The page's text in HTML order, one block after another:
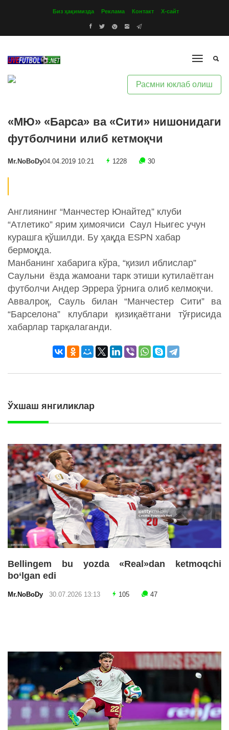
Биз ҳақимизда Реклама Контакт Х-сайт
Расмни юклаб олиш
«МЮ» «Барса» ва «Сити» нишонидаги
футболчини илиб кетмоқчи
Mr.NoBoDy04.04.2019 10:21 1228 30
Англиянинг “Манчестер Юнайтед” клуби
“Атлетико” ярим ҳимоячиси Саул Ньигес учун
курашга қўшилди. Бу ҳақда ESPN хабар
бермоқда.
Манбанинг хабарига кўра, “қизил иблислар”
Саульни ёзда жамоани тарк этиши кутилаётган
футболчи Андер Эррера ўрнига олиб келмоқчи.
Аввалроқ, Сауль билан “Манчестер Сити” ва
“Барселона” клублари қизиқаётгани тўғрисида
хабарлар тарқалаганди.
Ўхшаш янгиликлар
Bellingem bu yozda «Real»dan ketmoqchi
bo‘lgan edi
Mr.NoBoDy 30.07.2026 13:13 105 47